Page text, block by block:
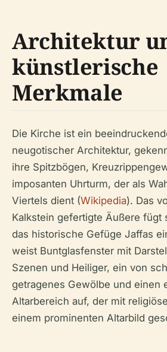
Architektur
künstlerische
Merkmale
Die Kirche ist ein
neugotischer Architektur,
ihre Spitzbögen,
imposanten Uhrturm, der als
Viertels dient (Wikipedia). Das
Kalkstein gefertigte Äußere fügt
das historische Gefüge Jaffas
weist Buntglasfenster mit
Szenen und Heiliger, ein von
getragenes Gewölbe und einen
Altarbereich auf, der mit
einem prominenten Altarbild